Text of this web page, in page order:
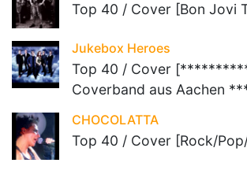
Top 40 / Cover [Bon Jovi
Jukebox Heroes
Top 40 / Cover
Coverband aus Aachen
CHOCOLATTA
Top 40 / Cover [Rock/